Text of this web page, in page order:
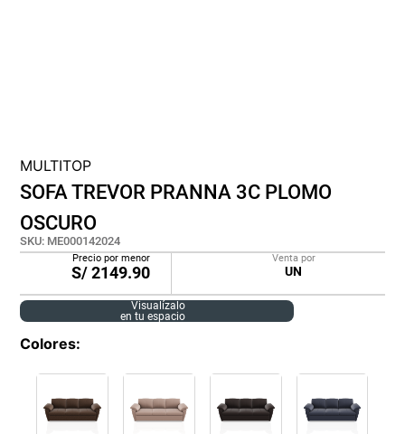
MULTITOP
SOFA TREVOR PRANNA 3C PLOMO
OSCURO
SKU: ME000142024
Precio por menor
S/2149.90
Venta por
UN
Visualízalo
en tu espacio
Colores